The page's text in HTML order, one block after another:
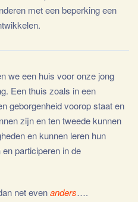
met een beperking een
we een huis voor onze jong
Een thuis zoals in een
geborgenheid voorop staat en
zijn en ten tweede kunnen
en kunnen leren hun
participeren in de
net evenanders….